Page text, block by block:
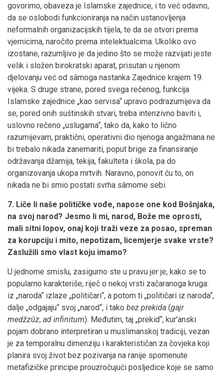
govorimo, obaveza je Islamske zajednice, i to već odavno,
da se oslobodi funkcioniranja na način ustanovljenja
neformalnih organizacijskih tijela, te da se otvori prema
vjernicima, naročito prema intelektualcima. Ukoliko ovo
izostane, razumljivo je da jedino što se može razvijati jeste
velik i složen birokratski aparat, prisutan u njenom
djelovanju već od sâmoga nastanka Zajednice krajem 19.
vijeka. S druge strane, pored svega rečenog, funkcija
Islamske zajednice „kao servisa“ upravo podrazumijeva da
se, pored onih suštinskih stvari, treba intenzivno baviti i,
uslovno rečeno „uslugama“, tako da, kako to lično
razumijevam, praktični, operativni dio njenoga angažmana ne
bi trebalo nikada zanemariti, poput brige za finansiranje
održavanja džamija, tekija, fakulteta i škola, pa do
organizovanja ukopa mrtvih. Naravno, ponovit ću to, on
nikada ne bi smio postati svrha sâmome sebi.
7. Liče li naše političke vođe, napose one kod Bošnjaka,
na svoj narod? Jesmo li mi, narod, Bože me oprosti,
mali sitni lopov, onaj koji traži veze za posao, spreman
za korupciju i mito, nepotizam, licemjerje svake vrste?
Zaslužili smo vlast koju imamo?
U jednome smislu, zasigurno ste u pravu jer je, kako se to
popularno karakteriše, riječ o nekoj vrsti začaranoga kruga:
iz „naroda“ izlaze „političari“, a potom ti „političari iz naroda“,
dalje „odgajaju“ svoj „narod“, i tako bez prekida (gajr
medžzûz, ad infinitum). Međutim, taj „prekid“, kur'anski
pojam dobrano interpretiran u muslimanskoj tradiciji, vezan
je za temporalnu dimenziju i karakterističan za čovjeka koji
planira svoj život bez pozivanja na ranije spomenute
metafizičke principe prouzročujući posljedice koje se samo